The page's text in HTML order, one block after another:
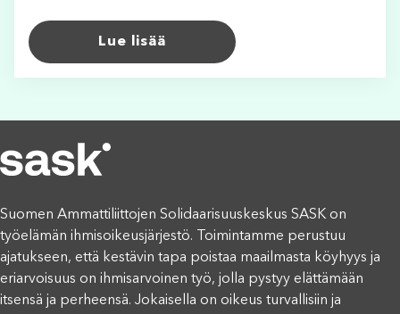
Lue lisää
Suomen Ammattiliittojen Solidaarisuuskeskus SASK on
työelämän ihmisoikeusjärjestö. Toimintamme perustuu
ajatukseen, että kestävin tapa poistaa maailmasta köyhyys ja
eriarvoisuus on ihmisarvoinen työ, jolla pystyy elättämään
itsensä ja perheensä. Jokaisella on oikeus turvallisiin ja